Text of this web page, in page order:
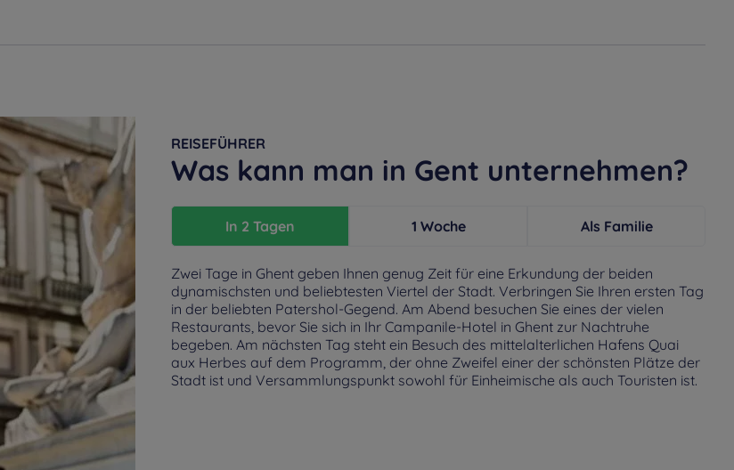
REISEFÜHRER
Was kann man in Gent unternehmen?
In 2 Tagen 1 Woche Als Familie
Zwei Tage in Ghent geben Ihnen genug Zeit für eine Erkundung der beiden
dynamischsten und beliebtesten Viertel der Stadt. Verbringen Sie Ihren ersten Tag
in der beliebten Patershol-Gegend. Am Abend besuchen Sie eines der vielen
Restaurants, bevor Sie sich in Ihr Campanile-Hotel in Ghent zur Nachtruhe
begeben. Am nächsten Tag steht ein Besuch des mittelalterlichen Hafens Quai
aux Herbes auf dem Programm, der ohne Zweifel einer der schönsten Plätze der
Stadt ist und Versammlungspunkt sowohl für Einheimische als auch Touristen ist.